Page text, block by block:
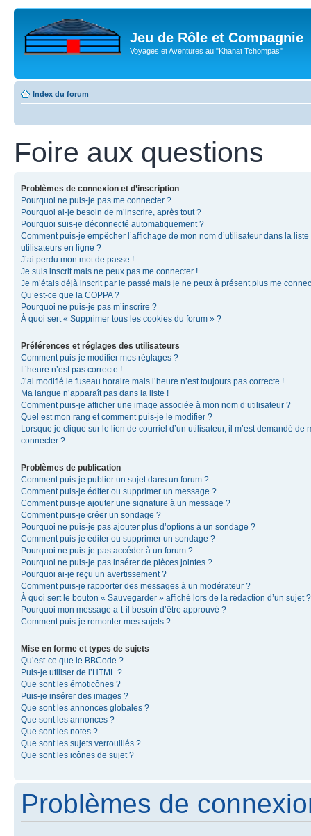
Jeu de Rôle et Compagnie
Voyages et Aventures au "Khanat Tchompas"
Index du forum
Foire aux questions
Problèmes de connexion et d’inscription
Pourquoi ne puis-je pas me connecter ?
Pourquoi ai-je besoin de m’inscrire, après tout ?
Pourquoi suis-je déconnecté automatiquement ?
Comment puis-je empêcher l’affichage de mon nom d’utilisateur dans la liste
utilisateurs en ligne ?
J’ai perdu mon mot de passe !
Je suis inscrit mais ne peux pas me connecter !
Je m’étais déjà inscrit par le passé mais je ne peux à présent plus me
Qu’est-ce que la COPPA ?
Pourquoi ne puis-je pas m’inscrire ?
À quoi sert « Supprimer tous les cookies du forum » ?
Préférences et réglages des utilisateurs
Comment puis-je modifier mes réglages ?
L’heure n’est pas correcte !
J’ai modifié le fuseau horaire mais l’heure n’est toujours pas correcte !
Ma langue n’apparaît pas dans la liste !
Comment puis-je afficher une image associée à mon nom d’utilisateur ?
Quel est mon rang et comment puis-je le modifier ?
Lorsque je clique sur le lien de courriel d’un utilisateur, il m’est demandé de
connecter ?
Problèmes de publication
Comment puis-je publier un sujet dans un forum ?
Comment puis-je éditer ou supprimer un message ?
Comment puis-je ajouter une signature à un message ?
Comment puis-je créer un sondage ?
Pourquoi ne puis-je pas ajouter plus d’options à un sondage ?
Comment puis-je éditer ou supprimer un sondage ?
Pourquoi ne puis-je pas accéder à un forum ?
Pourquoi ne puis-je pas insérer de pièces jointes ?
Pourquoi ai-je reçu un avertissement ?
Comment puis-je rapporter des messages à un modérateur ?
À quoi sert le bouton « Sauvegarder » affiché lors de la rédaction d’un sujet ?
Pourquoi mon message a-t-il besoin d’être approuvé ?
Comment puis-je remonter mes sujets ?
Mise en forme et types de sujets
Qu’est-ce que le BBCode ?
Puis-je utiliser de l’HTML ?
Que sont les émoticônes ?
Puis-je insérer des images ?
Que sont les annonces globales ?
Que sont les annonces ?
Que sont les notes ?
Que sont les sujets verrouillés ?
Que sont les icônes de sujet ?
Problèmes de